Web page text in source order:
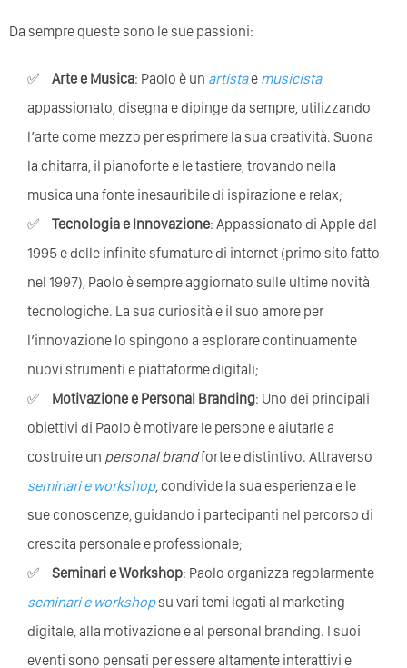
Da sempre queste sono le sue passioni:
Arte e Musica: Paolo è un artistae musicista
appassionato, disegna e dipinge da sempre, utilizzando
l’arte come mezzo per esprimere la sua creatività. Suona
la chitarra, il pianoforte e le tastiere, trovando nella
musica una fonte inesauribile di ispirazione e relax;
Tecnologia e Innovazione: Appassionato di Apple dal
1995 e delle infinite sfumature di internet (primo sito fatto
nel 1997), Paolo è sempre aggiornato sulle ultime novità
tecnologiche. La sua curiosità e il suo amore per
l’innovazione lo spingono a esplorare continuamente
nuovi strumenti e piattaforme digitali;
Motivazione e Personal Branding: Uno dei principali
obiettivi di Paolo è motivare le persone e aiutarle a
costruire un personal brandforte e distintivo. Attraverso
seminari e workshop, condivide la sua esperienza e le
sue conoscenze, guidando i partecipanti nel percorso di
crescita personale e professionale;
Seminari e Workshop: Paolo organizza regolarmente
seminari e workshopsu vari temi legati al marketing
digitale, alla motivazione e al personal branding. I suoi
eventi sono pensati per essere altamente interattivi e